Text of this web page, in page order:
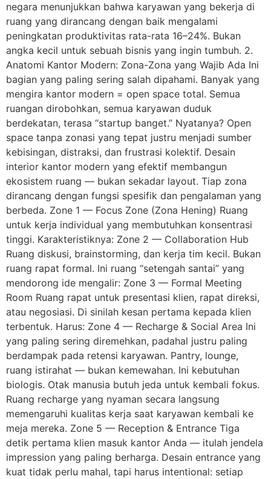
negara menunjukkan bahwa karyawan yang bekerja di
ruang yang dirancang dengan baik mengalami
peningkatan produktivitas rata-rata 16–24%. Bukan
angka kecil untuk sebuah bisnis yang ingin tumbuh. 2.
Anatomi Kantor Modern: Zona-Zona yang Wajib Ada Ini
bagian yang paling sering salah dipahami. Banyak yang
mengira kantor modern = open space total. Semua
ruangan dirobohkan, semua karyawan duduk
berdekatan, terasa “startup banget.” Nyatanya? Open
space tanpa zonasi yang tepat justru menjadi sumber
kebisingan, distraksi, dan frustrasi kolektif. Desain
interior kantor modern yang efektif membangun
ekosistem ruang — bukan sekadar layout. Tiap zona
dirancang dengan fungsi spesifik dan pengalaman yang
berbeda. Zone 1 — Focus Zone (Zona Hening) Ruang
untuk kerja individual yang membutuhkan konsentrasi
tinggi. Karakteristiknya: Zone 2 — Collaboration Hub
Ruang diskusi, brainstorming, dan kerja tim kecil. Bukan
ruang rapat formal. Ini ruang “setengah santai” yang
mendorong ide mengalir: Zone 3 — Formal Meeting
Room Ruang rapat untuk presentasi klien, rapat direksi,
atau negosiasi. Di sinilah kesan pertama kepada klien
terbentuk. Harus: Zone 4 — Recharge & Social Area Ini
yang paling sering diremehkan, padahal justru paling
berdampak pada retensi karyawan. Pantry, lounge,
ruang istirahat — bukan kemewahan. Ini kebutuhan
biologis. Otak manusia butuh jeda untuk kembali fokus.
Ruang recharge yang nyaman secara langsung
memengaruhi kualitas kerja saat karyawan kembali ke
meja mereka. Zone 5 — Reception & Entrance Tiga
detik pertama klien masuk kantor Anda — itulah jendela
impression yang paling berharga. Desain entrance yang
kuat tidak perlu mahal, tapi harus intentional: setiap